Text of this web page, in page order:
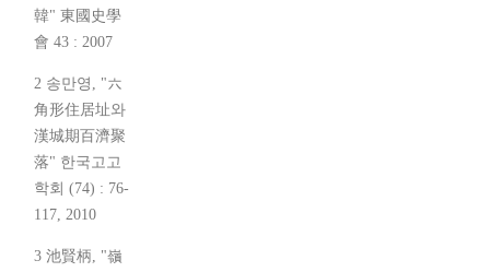
韓" 東國史學
會 43 : 2007
2 송만영, "六
角形住居址와
漢城期百濟聚
落" 한국고고
학회 (74) : 76-
117, 2010
3 池賢柄, "嶺